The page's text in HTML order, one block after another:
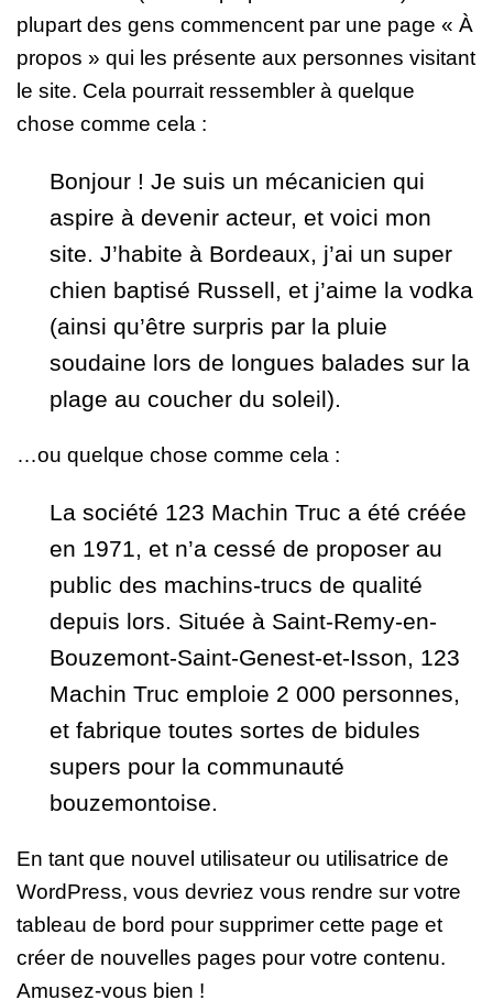
plupart des gens commencent par une page « À
propos » qui les présente aux personnes visitant
le site. Cela pourrait ressembler à quelque
chose comme cela :
Bonjour ! Je suis un mécanicien qui
aspire à devenir acteur, et voici mon
site. J’habite à Bordeaux, j’ai un super
chien baptisé Russell, et j’aime la vodka
(ainsi qu’être surpris par la pluie
soudaine lors de longues balades sur la
plage au coucher du soleil).
…ou quelque chose comme cela :
La société 123 Machin Truc a été créée
en 1971, et n’a cessé de proposer au
public des machins-trucs de qualité
depuis lors. Située à Saint-Remy-en-
Bouzemont-Saint-Genest-et-Isson, 123
Machin Truc emploie 2 000 personnes,
et fabrique toutes sortes de bidules
supers pour la communauté
bouzemontoise.
En tant que nouvel utilisateur ou utilisatrice de
WordPress, vous devriez vous rendre sur votre
tableau de bord pour supprimer cette page et
créer de nouvelles pages pour votre contenu.
Amusez-vous bien !